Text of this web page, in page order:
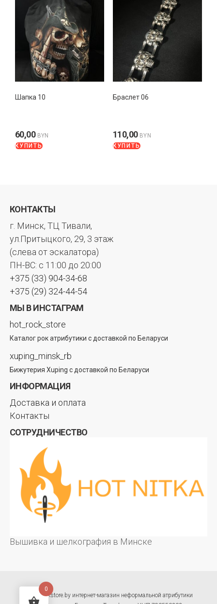
Шапка 10
60,00 BYN
КУПИТЬ
Браслет 06
110,00 BYN
КУПИТЬ
КОНТАКТЫ
г. Минск, ТЦ Тивали,
ул.Притыцкого, 29, 3 этаж
(слева от эскалатора)
ПН-ВС: с 11:00 до 20:00
+375 (33) 904-34-68
+375 (29) 324-44-54
МЫ В ИНСТАГРАМ
hot_rock_store
Каталог рок атрибутики с доставкой по Беларуси
xuping_minsk_rb
Бижутерия Xuping с доставкой по Беларуси
ИНФОРМАЦИЯ
Доставка и оплата
Контакты
СОТРУДНИЧЕСТВО
Вышивка и шелкография в Минске
© hotrockstore.by интернет-магазин неформальной атрибутики
0